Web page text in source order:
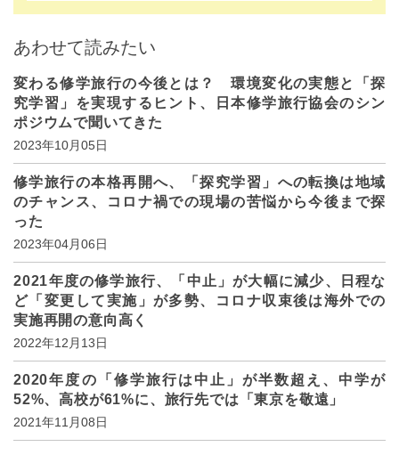
あわせて読みたい
変わる修学旅行の今後とは？ 環境変化の実態と「探
究学習」を実現するヒント、日本修学旅行協会のシン
ポジウムで聞いてきた
2023年10月05日
修学旅行の本格再開へ、「探究学習」への転換は地域
のチャンス、コロナ禍での現場の苦悩から今後まで探
った
2023年04月06日
2021年度の修学旅行、「中止」が大幅に減少、日程な
ど「変更して実施」が多勢、コロナ収束後は海外での
実施再開の意向高く
2022年12月13日
2020年度の「修学旅行は中止」が半数超え、中学が
52%、高校が61%に、旅行先では「東京を敬遠」
2021年11月08日